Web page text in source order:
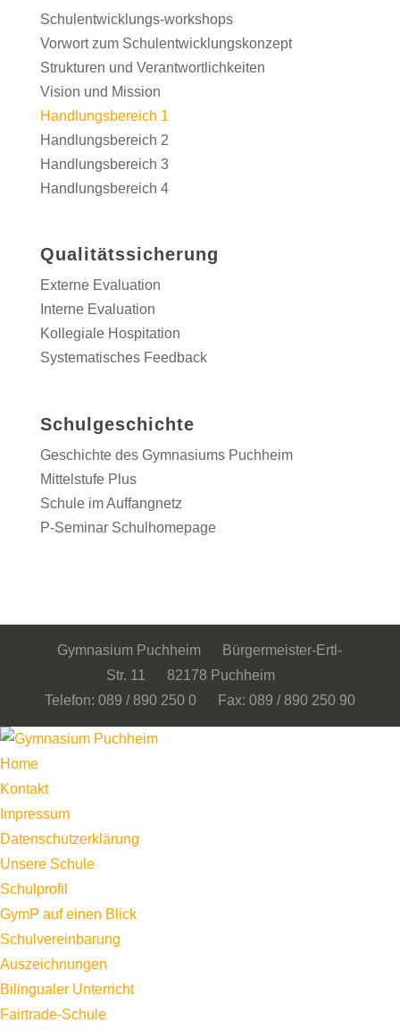
Schulentwicklungs-workshops
Vorwort zum Schulentwicklungskonzept
Strukturen und Verantwortlichkeiten
Vision und Mission
Handlungsbereich 1
Handlungsbereich 2
Handlungsbereich 3
Handlungsbereich 4
Qualitätssicherung
Externe Evaluation
Interne Evaluation
Kollegiale Hospitation
Systematisches Feedback
Schulgeschichte
Geschichte des Gymnasiums Puchheim
Mittelstufe Plus
Schule im Auffangnetz
P-Seminar Schulhomepage
Gymnasium Puchheim Bürgermeister-Ertl-
Str. 11 82178 Puchheim
Telefon: 089 / 890 250 0 Fax: 089 / 890 250 90
Home
Kontakt
Impressum
Datenschutzerklärung
Unsere Schule
Schulprofil
GymP auf einen Blick
Schulvereinbarung
Auszeichnungen
Bilingualer Unterricht
Fairtrade-Schule